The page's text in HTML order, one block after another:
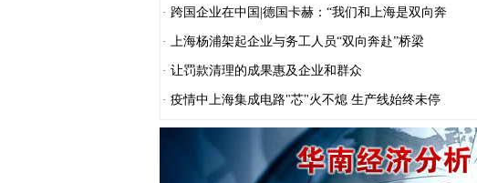
· 跨国企业在中国|德国卡赫：“我们和上海是双向奔
· 上海杨浦架起企业与务工人员“双向奔赴”桥梁
· 让罚款清理的成果惠及企业和群众
· 疫情中上海集成电路"芯"火不熄 生产线始终未停